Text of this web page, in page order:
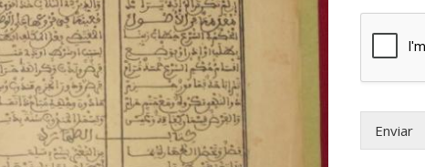
Enviar